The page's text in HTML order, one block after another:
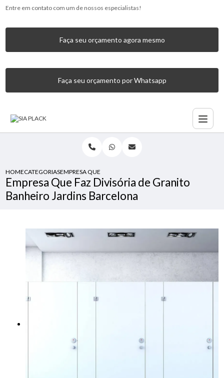
Entre em contato com um de nossos especialistas!
Faça seu orçamento agora mesmo
Faça seu orçamento por Whatsapp
HOMECATEGORIASEMPRESA QUE FAZ DIVISÓRIA DE GRANITO BANHEIRO
Empresa Que Faz Divisória de Granito
Banheiro Jardins Barcelona